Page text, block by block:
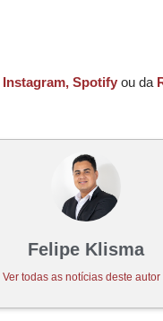
Instagram, Spotify ou da
Felipe Klisma
Ver todas as notícias deste autor